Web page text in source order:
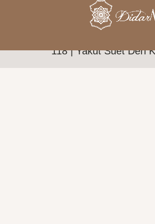
118 | Yakut Süet Deri